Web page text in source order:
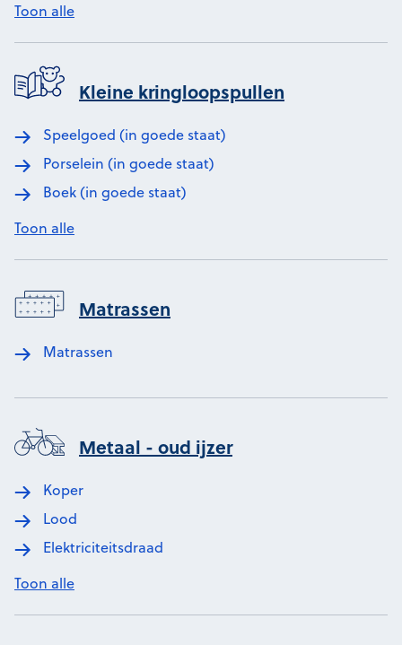
Toon alle
Kleine kringloopspullen
Speelgoed (in goede staat)
Porselein (in goede staat)
Boek (in goede staat)
Toon alle
Matrassen
Matrassen
Metaal - oud ijzer
Koper
Lood
Elektriciteitsdraad
Toon alle